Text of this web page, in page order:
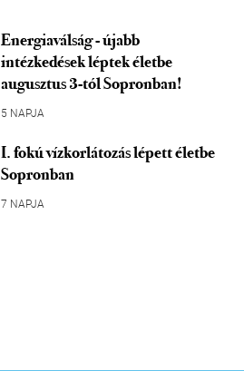
Energiaválság - újabb
intézkedések léptek életbe
augusztus 3-tól Sopronban!
5 NAPJA
I. fokú vízkorlátozás lépett életbe
Sopronban
7 NAPJA